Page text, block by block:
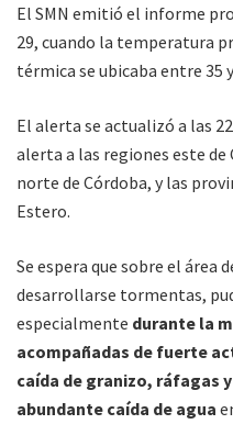
El SMN emitió el informe
29, cuando la temperatura
térmica se ubicaba entre 35
El alerta se actualizó a las
alerta a las regiones este de
norte de Córdoba, y las
Estero.
Se espera que sobre el área
desarrollarse tormentas,
especialmente durante la
acompañadas de fuerte
caída de granizo, ráfagas
abundante caída de agua